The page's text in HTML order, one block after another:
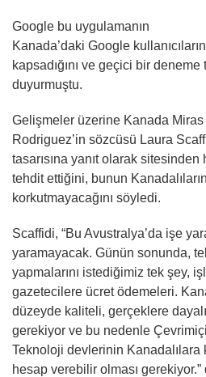
Google bu uygulamanın
Kanada’daki Google
kapsadığını ve geçici bir
duyurmuştu.
Gelişmeler üzerine Kanada Miras
Rodriguez’in sözcüsü Laura
tasarısına yanıt olarak
tehdit ettiğini, bunun
korkutmayacağını söyledi.
Scaffidi, “Bu Avustralya’da işe
yaramayacak. Günün sonunda,
yapmalarını istediğimiz tek şey,
gazetecilere ücret ödemeleri.
düzeyde kaliteli, gerçeklere
gerekiyor ve bu nedenle Çevrimiçi
Teknoloji devlerinin Kanadalılara
hesap verebilir olması gerekiyor.”